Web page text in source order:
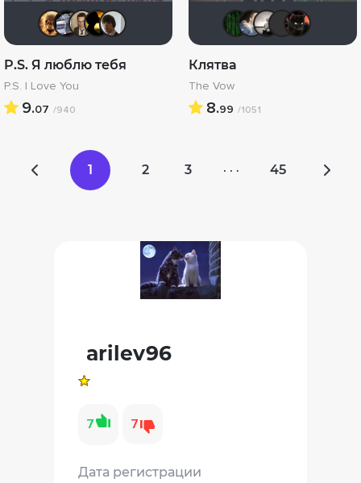
Leksus81Кастер Трой
Angelina Sky
Dimk@
P.S. Я люблю тебя
P.S. I Love You
9.07 /940
Matrix
Клятва
The Vow
8.99 /1051
1 2 3 · · · 45
arilev96
7 7
Дата регистрации